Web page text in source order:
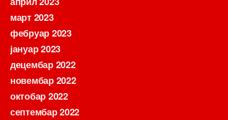
март 2023
фебруар 2023
јануар 2023
децембар 2022
новембар 2022
октобар 2022
септембар 2022